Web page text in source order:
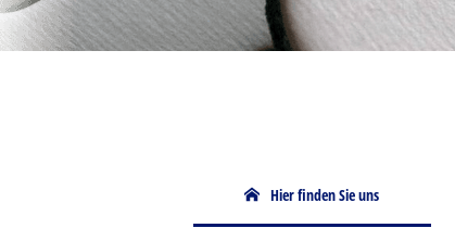
Hier finden Sie uns